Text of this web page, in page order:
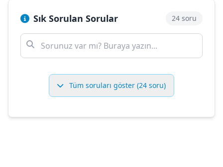
Sık Sorulan Sorular 24 soru
Tüm soruları göster (24 soru)